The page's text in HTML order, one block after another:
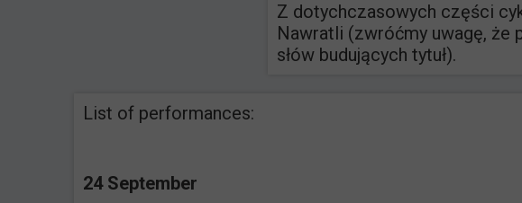
Z dotychczasowych części
Nawratli (zwróćmy uwagę, że
słów budujących tytuł).
List of performances:
24 September